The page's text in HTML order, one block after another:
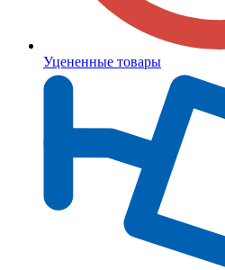
Уцененные товары